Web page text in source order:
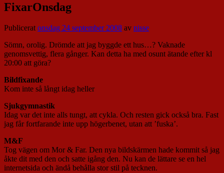
FixarOnsdag
Publiceratonsdag 24 september 2008 av nisse
Sömn, orolig. Drömde att jag byggde ett hus…? Vaknade
genomsvettig, flera gånger. Kan detta ha med osunt ätande efter kl
20:00 att göra?
Bildfixande
Kom inte så långt idag heller
Sjukgymnastik
Idag var det inte alls tungt, att cykla. Och resten gick också bra. Fast
jag får fortfarande inte upp högerbenet, utan att ’fuska’.
M&F
Tog vägen om Mor & Far. Den nya bildskärmen hade kommit så jag
åkte dit med den och satte igång den. Nu kan de lättare se en hel
internetsida och ändå behålla stor stil på tecknen.